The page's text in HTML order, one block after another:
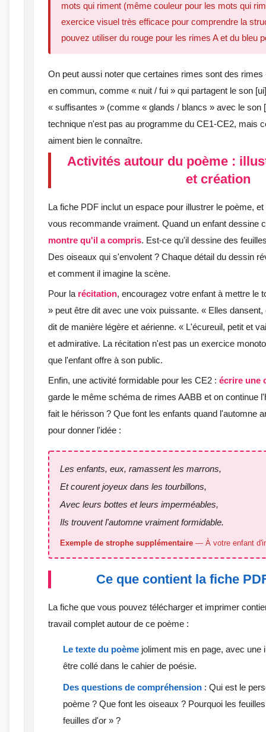
mots qui riment (même couleur pour les mots qui
exercice visuel très efficace pour comprendre la
pouvez utiliser du rouge pour les rimes A et du bleu
On peut aussi noter que certaines rimes sont des
en commun, comme « nuit / fui » qui partagent le son
« suffisantes » (comme « glands / blancs » avec le son
technique n'est pas au programme du CE1-CE2, mais
aiment bien le connaître.
Activités autour du poème :
et création
La fiche PDF inclut un espace pour illustrer le poème,
vous recommande vraiment. Quand un enfant dessine
montre qu'il a compris. Est-ce qu'il dessine des
Des oiseaux qui s'envolent ? Chaque détail du dessin
et comment il imagine la scène.
Pour la récitation, encouragez votre enfant à mettre le
» peut être dit avec une voix puissante. « Elles
dit de manière légère et aérienne. « L'écureuil, petit et
et admirative. La récitation n'est pas un exercice
que l'enfant offre à son public.
Enfin, une activité formidable pour les CE2 : écrire une
garde le même schéma de rimes AABB et on continue
fait le hérisson ? Que font les enfants quand l'automne
pour donner l'idée :
Les enfants, eux, ramassent les marrons,
Et courent joyeux dans les tourbillons,
Avec leurs bottes et leurs imperméables,
Ils trouvent l'automne vraiment formidable.
Exemple de strophe supplémentaire — À votre enfant
Ce que contient la fiche
La fiche que vous pouvez télécharger et imprimer
travail complet autour de ce poème :
Le texte du poème joliment mis en page, avec une
être collé dans le cahier de poésie.
Des questions de compréhension : Qui est le
poème ? Que font les oiseaux ? Pourquoi les
feuilles d'or » ?